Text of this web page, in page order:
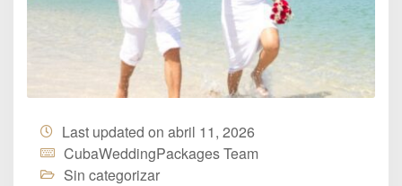
Last updated on abril 11, 2026
CubaWeddingPackages Team
Sin categorizar